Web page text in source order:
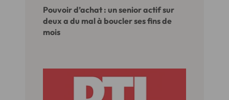
Pouvoir d’achat : un senior actif sur
deux a du mal à boucler ses fins de
mois